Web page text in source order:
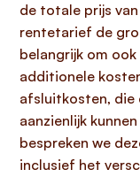
de totale prijs
rentetarief de
belangrijk om
additionele
afsluitkosten, die
aanzienlijk
bespreken we
inclusief het